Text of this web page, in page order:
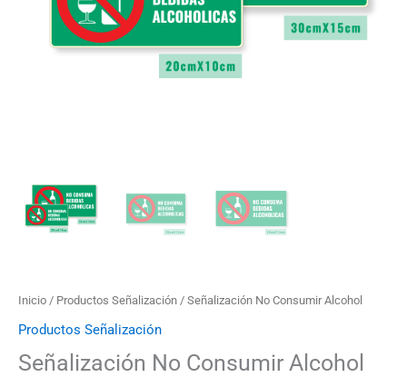
Inicio / Productos Señalización / Señalización No Consumir Alcohol
Productos Señalización
Señalización No Consumir Alcohol
$32.000